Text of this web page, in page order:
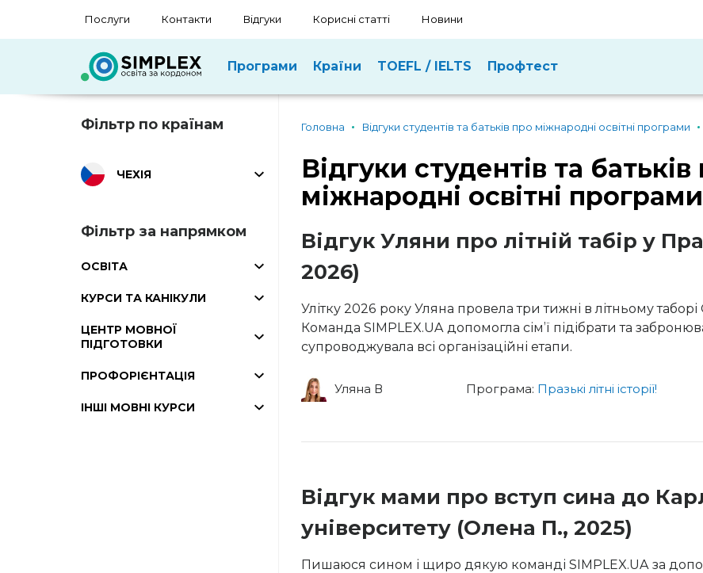
Послуги Контакти Відгуки Корисні статті Новини
Програми Країни TOEFL / IELTS Профтест
Фільтр по країнам
ЧЕХІЯ
Фільтр за напрямком
ОСВІТА
КУРСИ ТА КАНІКУЛИ
ЦЕНТР МОВНОЇ
ПІДГОТОВКИ
ПРОФОРІЄНТАЦІЯ
ІНШІ МОВНІ КУРСИ
Головна Відгуки студентів та батьків про міжнародні освітні програми
Відгуки студентів та батьків
міжнародні освітні програми
Відгук Уляни про літній табір у
2026)
Улітку 2026 року Уляна провела три тижні в літньому таборі
Команда SIMPLEX.UA допомогла сім’ї підібрати та
супроводжувала всі організаційні етапи.
Уляна В Програма: Празькі літні історії!
Відгук мами про вступ сина до
університету (Олена П., 2025)
Пишаюся сином і щиро дякую команді SIMPLEX.UA за